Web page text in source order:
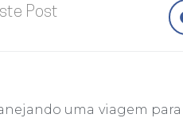
Post
uma viagem